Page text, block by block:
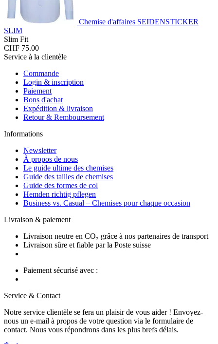
Chemise d'affaires SEIDENSTICKER
SLIM
Slim Fit
CHF 75.00
Service à la clientèle
Commande
Login & inscription
Paiement
Bons d'achat
Expédition & livraison
Retour & Remboursement
Informations
Newsletter
À propos de nous
Le guide ultime des chemises
Guide des tailles de chemises
Guide des formes de col
Hemden richtig pflegen
Business vs. Casual – Chemises pour chaque occasion
Livraison & paiement
Livraison neutre en CO₂ grâce à nos partenaires de transport
Livraison sûre et fiable par la Poste suisse
Paiement sécurisé avec :
Service & Contact
Notre service clientèle se fera un plaisir de vous aider ! Envoyez-
nous un e-mail à propos de votre question via le formulaire de
contact. Nous vous répondrons dans les plus brefs délais.